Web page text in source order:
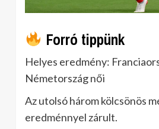
Forró tippünk
Helyes eredmény:
Németország női
Az utolsó három kölcsönös
eredménnyel zárult.